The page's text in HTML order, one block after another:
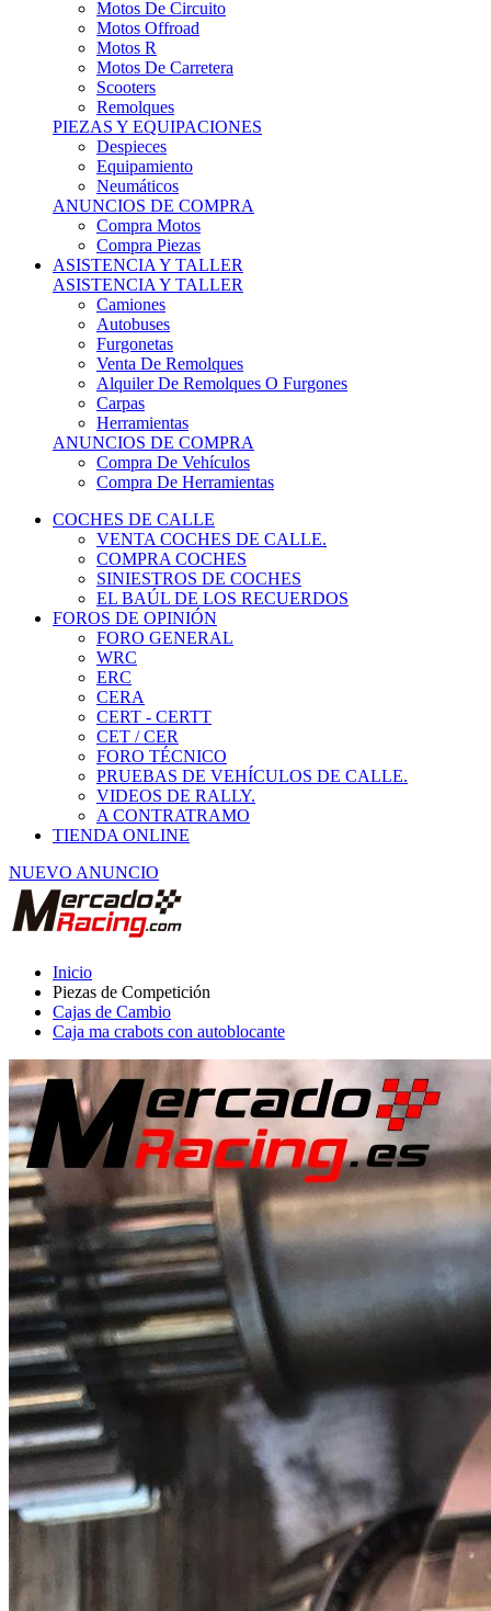
Motos R
Motos De Carretera
Scooters
Remolques
PIEZAS Y EQUIPACIONES
Despieces
Equipamiento
Neumáticos
ANUNCIOS DE COMPRA
Compra Motos
Compra Piezas
ASISTENCIA Y TALLER
ASISTENCIA Y TALLER
Camiones
Autobuses
Furgonetas
Venta De Remolques
Alquiler De Remolques O Furgones
Carpas
Herramientas
ANUNCIOS DE COMPRA
Compra De Vehículos
Compra De Herramientas
COCHES DE CALLE
VENTA COCHES DE CALLE.
COMPRA COCHES
SINIESTROS DE COCHES
EL BAÚL DE LOS RECUERDOS
FOROS DE OPINIÓN
FORO GENERAL
WRC
ERC
CERA
CERT - CERTT
CET / CER
FORO TÉCNICO
PRUEBAS DE VEHÍCULOS DE CALLE.
VIDEOS DE RALLY.
A CONTRATRAMO
TIENDA ONLINE
NUEVO ANUNCIO
Piezas de Competición
Cajas de Cambio
Caja ma crabots con autoblocante